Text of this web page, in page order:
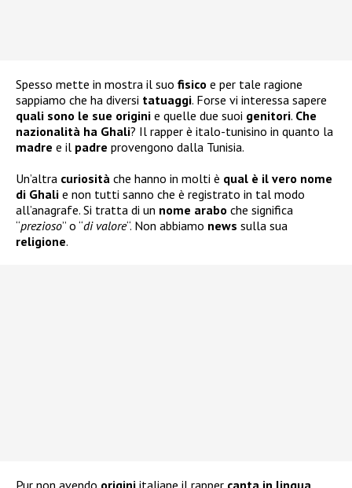
Spesso mette in mostra il suo fisico e per tale ragione
sappiamo che ha diversi tatuaggi. Forse vi interessa sapere
quali sono le sue origini e quelle due suoi genitori. Che
nazionalità ha Ghali? Il rapper è italo-tunisino in quanto la
madre e il padre provengono dalla Tunisia.
Un’altra curiosità che hanno in molti è qual è il vero nome
di Ghali e non tutti sanno che è registrato in tal modo
all’anagrafe. Si tratta di un nome arabo che significa
“prezioso” o “di valore“. Non abbiamo news sulla sua
religione.
Pur non avendo origini italiane il rapper canta in lingua